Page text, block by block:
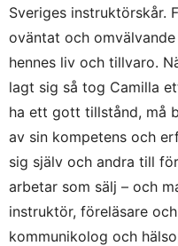
Sveriges instruktörskår.
oväntat och
hennes liv och tillvaro.
lagt sig så tog Camilla
ha ett gott tillstånd, må
av sin kompetens och
sig själv och andra till
arbetar som sälj – och
instruktör, föreläsare
kommunikolog och